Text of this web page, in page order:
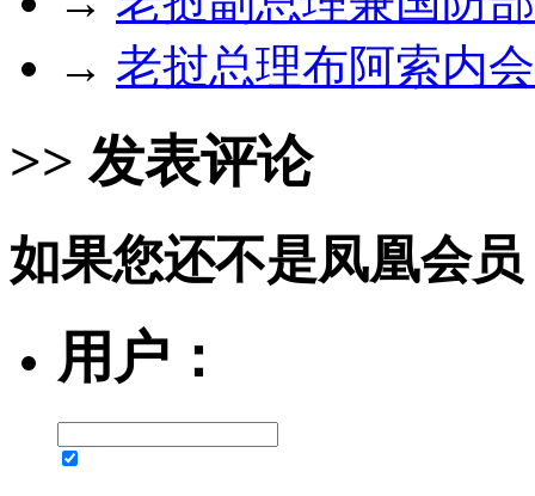
→ 老挝总理布阿索内
>> 发表评论
如果您还不是凤凰会
用户：